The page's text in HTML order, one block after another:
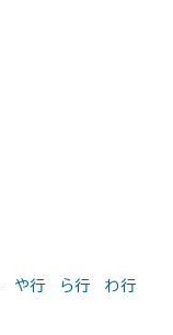
や行 ら行 わ行